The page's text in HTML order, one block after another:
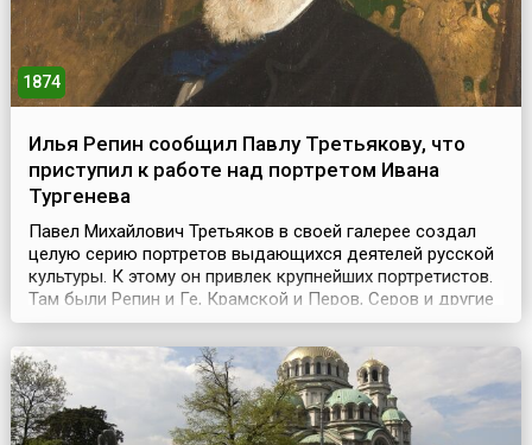
1874
Илья Репин сообщил Павлу Третьякову, что
приступил к работе над портретом Ивана
Тургенева
Павел Михайлович Третьяков в своей галерее создал
целую серию портретов выдающихся деятелей русской
культуры. К этому он привлек крупнейших портретистов.
Там были Репин и Ге, Крамской и Перов, Серов и другие
известные художники. Так возник целый цикл «Большая
галерея портретов выдающихся деятелей». 3 апреля
1874 года Илья Репин в письме Павлу Третьякову
сообщил, что приступил к работе над порт...